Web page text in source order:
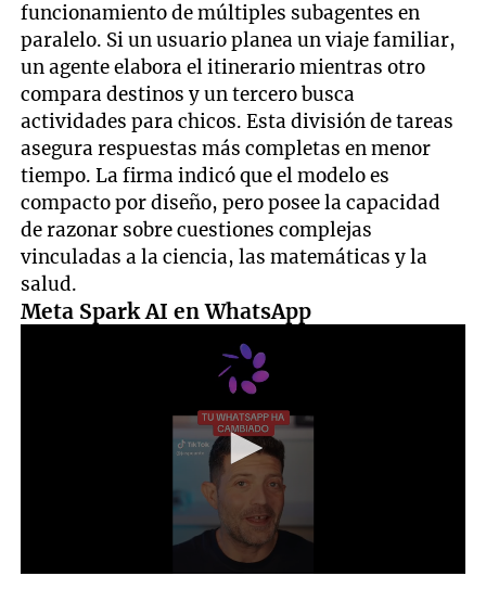
funcionamiento de múltiples subagentes en
paralelo. Si un usuario planea un viaje familiar,
un agente elabora el itinerario mientras otro
compara destinos y un tercero busca
actividades para chicos. Esta división de tareas
asegura respuestas más completas en menor
tiempo. La firma indicó que el modelo es
compacto por diseño, pero posee la capacidad
de razonar sobre cuestiones complejas
vinculadas a la ciencia, las matemáticas y la
salud.
Meta Spark AI en WhatsApp